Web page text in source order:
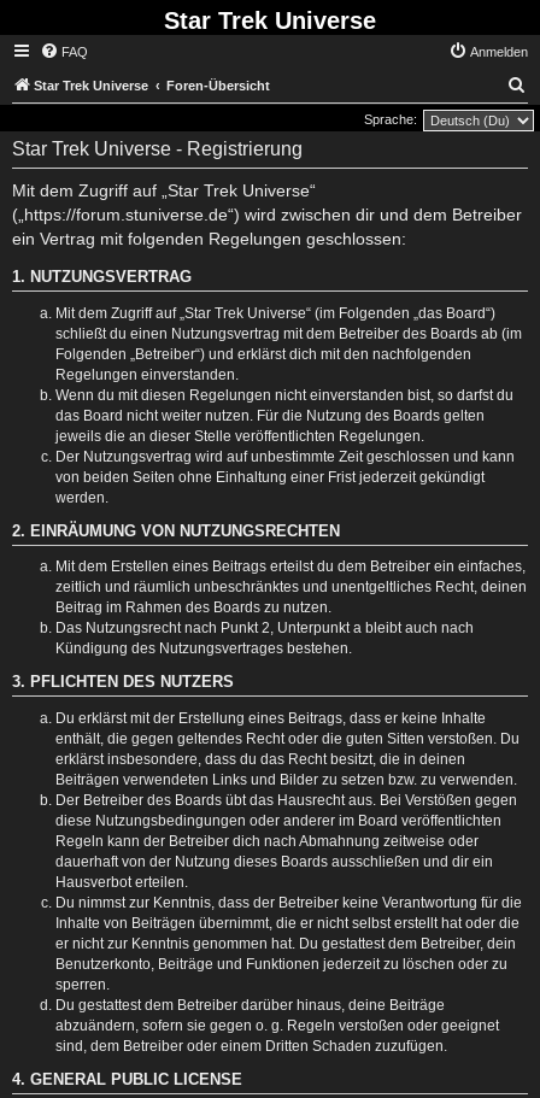
Star Trek Universe
FAQ Anmelden
Star Trek Universe Foren-Übersicht
Sprache:
Star Trek Universe - Registrierung
Mit dem Zugriff auf „Star Trek Universe“
(„https://forum.stuniverse.de“) wird zwischen dir und dem Betreiber
ein Vertrag mit folgenden Regelungen geschlossen:
1. NUTZUNGSVERTRAG
Mit dem Zugriff auf „Star Trek Universe“ (im Folgenden „das Board“)
schließt du einen Nutzungsvertrag mit dem Betreiber des Boards ab (im
Folgenden „Betreiber“) und erklärst dich mit den nachfolgenden
Regelungen einverstanden.
Wenn du mit diesen Regelungen nicht einverstanden bist, so darfst du
das Board nicht weiter nutzen. Für die Nutzung des Boards gelten
jeweils die an dieser Stelle veröffentlichten Regelungen.
Der Nutzungsvertrag wird auf unbestimmte Zeit geschlossen und kann
von beiden Seiten ohne Einhaltung einer Frist jederzeit gekündigt
werden.
2. EINRÄUMUNG VON NUTZUNGSRECHTEN
Mit dem Erstellen eines Beitrags erteilst du dem Betreiber ein einfaches,
zeitlich und räumlich unbeschränktes und unentgeltliches Recht, deinen
Beitrag im Rahmen des Boards zu nutzen.
Das Nutzungsrecht nach Punkt 2, Unterpunkt a bleibt auch nach
Kündigung des Nutzungsvertrages bestehen.
3. PFLICHTEN DES NUTZERS
Du erklärst mit der Erstellung eines Beitrags, dass er keine Inhalte
enthält, die gegen geltendes Recht oder die guten Sitten verstoßen. Du
erklärst insbesondere, dass du das Recht besitzt, die in deinen
Beiträgen verwendeten Links und Bilder zu setzen bzw. zu verwenden.
Der Betreiber des Boards übt das Hausrecht aus. Bei Verstößen gegen
diese Nutzungsbedingungen oder anderer im Board veröffentlichten
Regeln kann der Betreiber dich nach Abmahnung zeitweise oder
dauerhaft von der Nutzung dieses Boards ausschließen und dir ein
Hausverbot erteilen.
Du nimmst zur Kenntnis, dass der Betreiber keine Verantwortung für die
Inhalte von Beiträgen übernimmt, die er nicht selbst erstellt hat oder die
er nicht zur Kenntnis genommen hat. Du gestattest dem Betreiber, dein
Benutzerkonto, Beiträge und Funktionen jederzeit zu löschen oder zu
sperren.
Du gestattest dem Betreiber darüber hinaus, deine Beiträge
abzuändern, sofern sie gegen o. g. Regeln verstoßen oder geeignet
sind, dem Betreiber oder einem Dritten Schaden zuzufügen.
4. GENERAL PUBLIC LICENSE